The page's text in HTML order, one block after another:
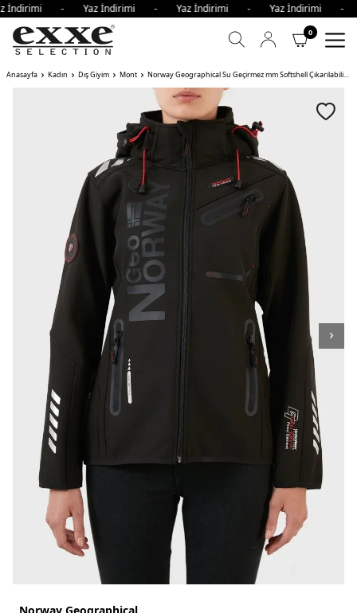
- Yaz İndirimi - Yaz İndirimi - Yaz
0
Anasayfa Kadın Dış Giyim Mont Norway Geographical Su Geçirmez mm Softshell Çıkarılabilir Kapüşonlu Bayan Mont REINE